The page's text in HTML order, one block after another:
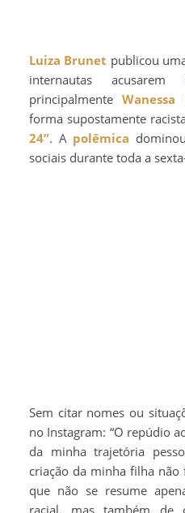
Luiza Brunet publicou
internautas
principalmenteWanessa
forma supostamente
24”. A polêmica
sociais durante toda a
Sem citar nomes ou
no Instagram: “O repúdio
da minha trajetória
criação da minha filha
que não se resume
racial, mas também de